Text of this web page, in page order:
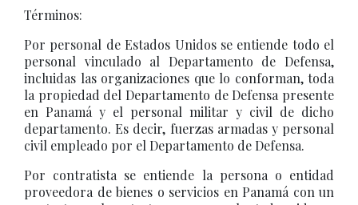
Términos:
Por personal de Estados Unidos se entiende todo el
personal vinculado al Departamento de Defensa,
incluidas las organizaciones que lo conforman, toda
la propiedad del Departamento de Defensa presente
en Panamá y el personal militar y civil de dicho
departamento. Es decir, fuerzas armadas y personal
civil empleado por el Departamento de Defensa.
Por contratista se entiende la persona o entidad
proveedora de bienes o servicios en Panamá con un